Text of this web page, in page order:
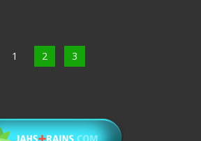
1 2 3